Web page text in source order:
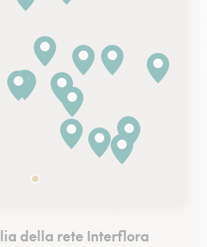
della rete Interflora